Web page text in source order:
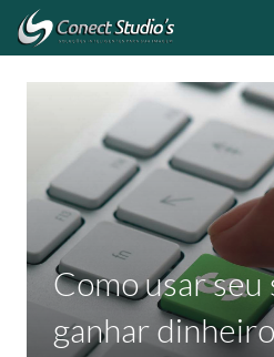
HOME
SERVIÇOS
EQUIPE
PROJETOS
BLOG
Como usar seu
ganhar